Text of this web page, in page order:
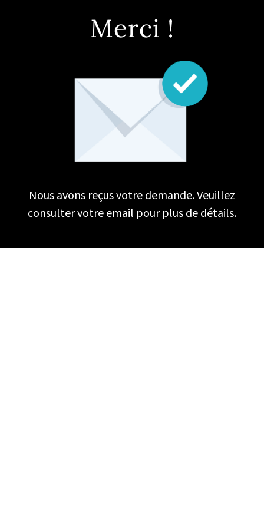
Merci !
Nous avons reçus votre demande. Veuillez
consulter votre email pour plus de détails.